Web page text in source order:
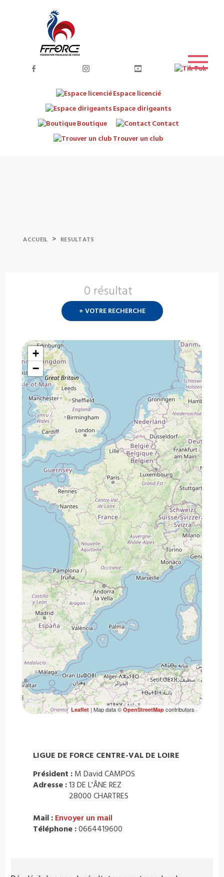
Espace licencié
Espace dirigeants
Boutique
Contact
Trouver un club
ACCUEIL > RESULTATS
0 résultat
+ VOTRE RECHERCHE
+
−
Leaflet| Map data ©OpenStreetMapcontributors
LIGUE DE FORCE CENTRE-VAL DE LOIRE
Président : M David CAMPOS
Adresse :13 DE L'ÂNE REZ
28000 CHARTRES
Mail : Envoyer un mail
Téléphone :0664419600